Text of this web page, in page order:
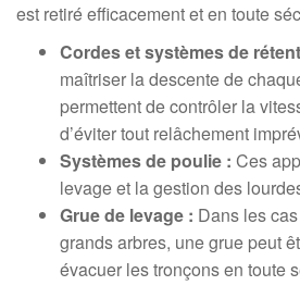
est retiré efficacement et en toute
Cordes et systèmes de
maîtriser la descente de
permettent de contrôler la
d’éviter tout relâchement
Systèmes de poulie : Ces
levage et la gestion des
Grue de levage : Dans les
grands arbres, une grue peut
évacuer les tronçons en toute